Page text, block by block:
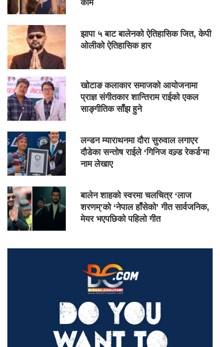
काम
झापा ५ बाट बालेनको ऐतिहासिक जित, केपी
ओलीको ऐतिहासिक हार
खोटाङ कलाकार समाजको आयोजनामा
प्राज्ञ संगीतकार शान्तिराम राईको एकल
साङ्गीतिक साँझ हुने
लन्डन म्याराथनमा दौरा सुरुवाल लगाएर
दौडेका सन्तोष राईले ‘गिनिज वल्र्ड रेकर्ड’मा
नाम लेखाए
बालेन शाहको स्वरमा चलचित्र ‘लाज
शरणम्’को ‘नेपाल हाँसेको’ गीत सार्वजनिक,
मेयर भएपछिको पहिलो गीत